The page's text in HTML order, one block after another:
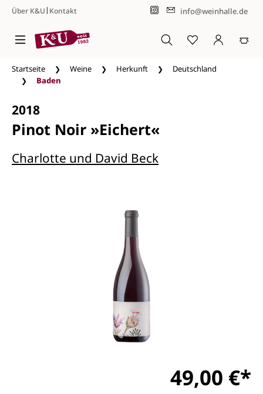
Zum Hauptinhalt springen
Über K&U| Kontakt info@weinhalle.de
Startseite Weine Herkunft
Deutschland
Baden
2018
Pinot Noir »Eichert«
Charlotte und David Beck
49,00 €*